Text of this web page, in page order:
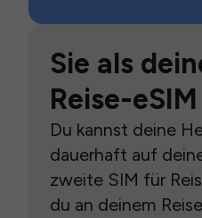
Sie als
Reise-
Du kannst deine
dauerhaft auf
zweite SIM für
du an deinem